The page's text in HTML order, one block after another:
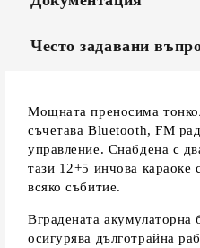
Често задавани
Мощната преносима
съчетава Bluetooth, FM
управление. Снабдена с
тази 12+5 инчова караоке
всяко събитие.
Вградената акумулаторна
осигурява дълготрайна